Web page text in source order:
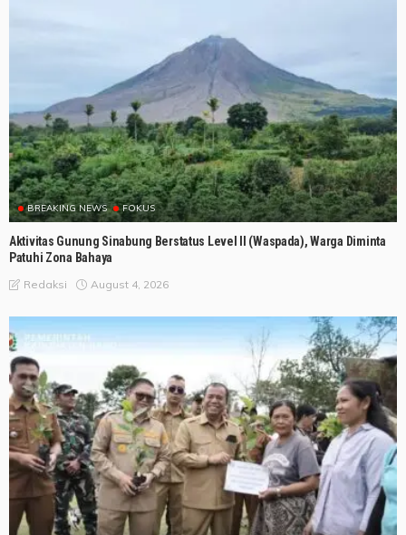
BREAKING NEWS FOKUS
Aktivitas Gunung Sinabung Berstatus Level II (Waspada), Warga Diminta
Patuhi Zona Bahaya
Redaksi August 4, 2026